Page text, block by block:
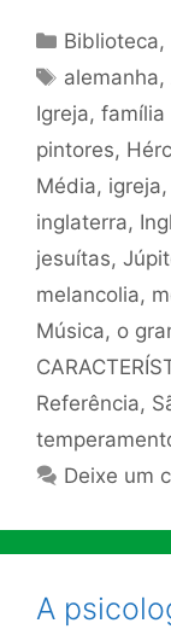
Categorias
Biblioteca,
Tags
alemanha,
Igreja, família
pintores,
Média, igreja,
inglaterra,
jesuítas,
melancolia,
Música, o
Referência,
Deixe um
A